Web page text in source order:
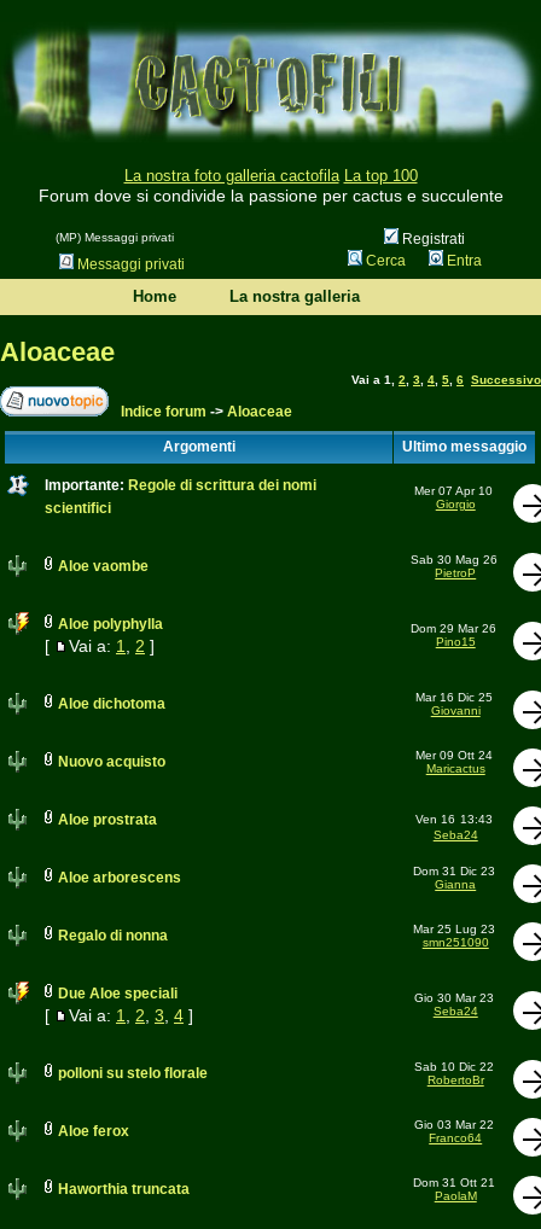
La nostra foto galleria cactofila La top 100
Forum dove si condivide la passione per cactus e succulente
(MP) Messaggi privati
Registrati
Messaggi privati
Cerca Entra
Home La nostra galleria
Aloaceae
Vai a 1 2 3 4 5 6 Successivo
Indice forum -> Aloaceae
Argomenti Ultimo messaggio
Importante: Regole di scrittura dei nomi
scientifici
Mer 07 Apr 10
Giorgio
Aloe vaombe
Sab 30 Mag 26
PietroP
Aloe polyphylla
[ Vai a: 1 2 ]
Dom 29 Mar 26
Pino15
Aloe dichotoma
Mar 16 Dic 25
Giovanni
Nuovo acquisto
Mer 09 Ott 24
Maricactus
Aloe prostrata Ven 16 13:43
Seba24
Aloe arborescens
Dom 31 Dic 23
Gianna
Regalo di nonna
Mar 25 Lug 23
smn251090
Due Aloe speciali
[ Vai a: 1 2 3 4]
Gio 30 Mar 23
Seba24
polloni su stelo florale
Sab 10 Dic 22
RobertoBr
Aloe ferox
Gio 03 Mar 22
Franco64
Haworthia truncata
Dom 31 Ott 21
PaolaM